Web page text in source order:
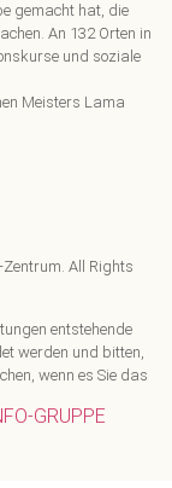
gemacht hat, die
An 132 Orten in
und soziale
Meisters Lama
All Rights
entstehende
werden und bitten,
wenn es Sie das
GRUPPE